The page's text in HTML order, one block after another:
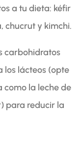
a tu dieta: kéfir
chucrut y kimchi.
carbohidratos
los lácteos (opte
como la leche de
para reducir la